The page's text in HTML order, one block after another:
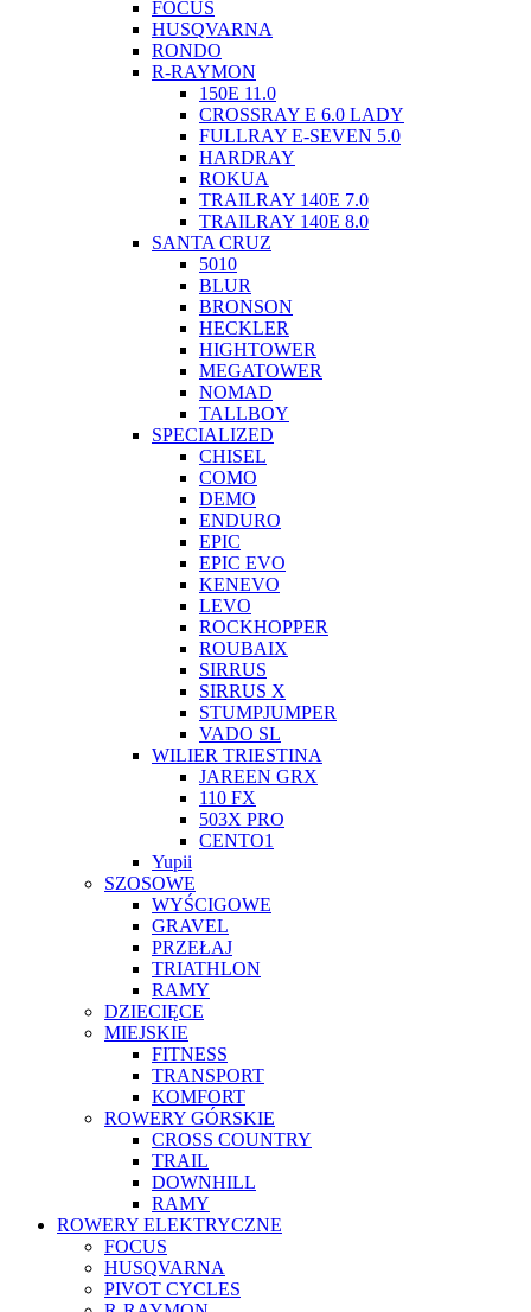
FOCUS
HUSQVARNA
RONDO
R-RAYMON
150E 11.0
CROSSRAY E 6.0 LADY
FULLRAY E-SEVEN 5.0
HARDRAY
ROKUA
TRAILRAY 140E 7.0
TRAILRAY 140E 8.0
SANTA CRUZ
5010
BLUR
BRONSON
HECKLER
HIGHTOWER
MEGATOWER
NOMAD
TALLBOY
SPECIALIZED
CHISEL
COMO
DEMO
ENDURO
EPIC
EPIC EVO
KENEVO
LEVO
ROCKHOPPER
ROUBAIX
SIRRUS
SIRRUS X
STUMPJUMPER
VADO SL
WILIER TRIESTINA
JAREEN GRX
110 FX
503X PRO
CENTO1
Yupii
SZOSOWE
WYŚCIGOWE
GRAVEL
PRZEŁAJ
TRIATHLON
RAMY
DZIECIĘCE
MIEJSKIE
FITNESS
TRANSPORT
KOMFORT
ROWERY GÓRSKIE
CROSS COUNTRY
TRAIL
DOWNHILL
RAMY
ROWERY ELEKTRYCZNE
FOCUS
HUSQVARNA
PIVOT CYCLES